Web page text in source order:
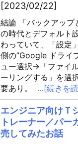
[2023/02/22]
結論 「バックアップ
の時代とデフォルト
わっていて、「設定
側の”Google ドライ
ュー選択→「ファイ
ーリングする」を選
要あり。
…[続きを
エンジニア向けＴ
トレーナー／パー
売してみたお話